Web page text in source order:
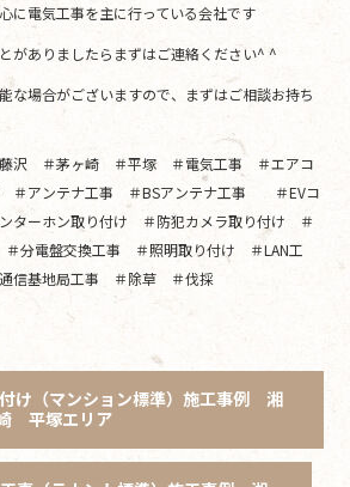
に電気工事を主に行っている会社です
がありましたらまずはご連絡ください^ ^
な場合がございますので、まずはご相談お持ち
沢 ＃茅ヶ崎 ＃平塚 ＃電気工事 ＃エアコ
＃アンテナ工事 ＃BSアンテナ工事 ＃EVコ
ターホン取り付け ＃防犯カメラ取り付け ＃
分電盤交換工事 ＃照明取り付け ＃LAN工
信基地局工事 ＃除草 ＃伐採
け（マンション標準）施工事例 湘
平塚エリア